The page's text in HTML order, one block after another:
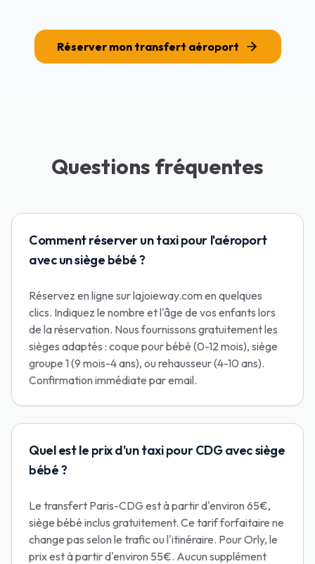
Réserver mon transfert aéroport
Questions fréquentes
Comment réserver un taxi pour l'aéroport
avec un siège bébé ?
Réservez en ligne sur lajoieway.com en quelques
clics. Indiquez le nombre et l'âge de vos enfants lors
de la réservation. Nous fournissons gratuitement les
sièges adaptés : coque pour bébé (0-12 mois), siège
groupe 1 (9 mois-4 ans), ou rehausseur (4-10 ans).
Confirmation immédiate par email.
Quel est le prix d'un taxi pour CDG avec siège
bébé ?
Le transfert Paris-CDG est à partir d'environ 65€,
siège bébé inclus gratuitement. Ce tarif forfaitaire ne
change pas selon le trafic ou l'itinéraire. Pour Orly, le
prix est à partir d'environ 55€. Aucun supplément